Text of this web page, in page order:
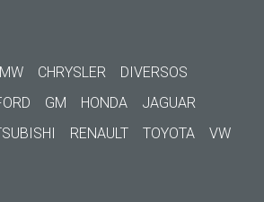
CHRYSLER
DIVERSOS
GM HONDA
JAGUAR
RENAULT TOYOTA
VW